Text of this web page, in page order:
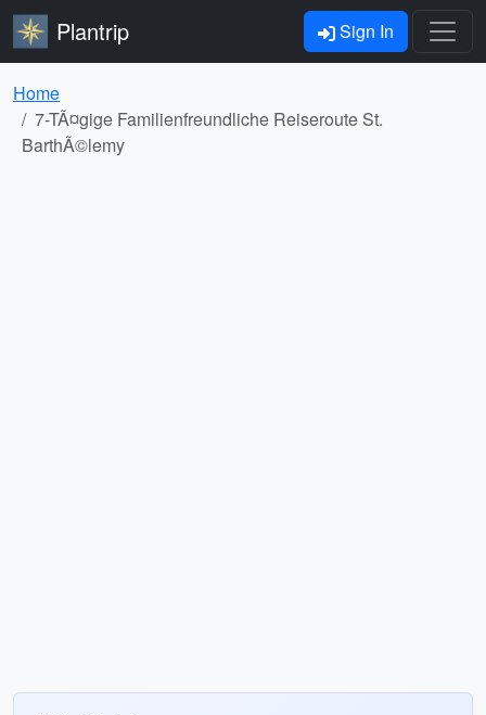
Plantrip Sign In
Home
7-TÃ¤gige Familienfreundliche Reiseroute St.
BarthÃ©lemy